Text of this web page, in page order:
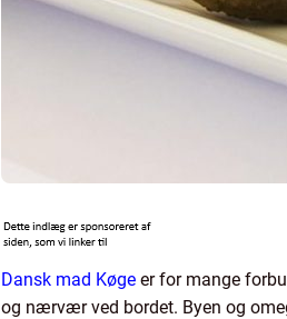
Dansk mad Køge er for mange
og nærvær ved bordet. Byen og